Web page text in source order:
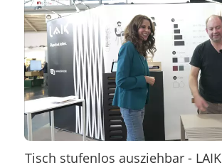
Tisch stufenlos ausziehbar - LAIK